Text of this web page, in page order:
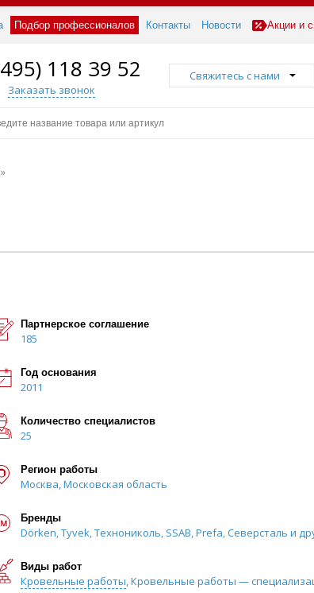
Подбор профессионалов Контакты Новости Акции и
118 39 52
Заказать звонок
Свяжитесь с нами
Партнерское соглашение
185
Год основания
2011
Количество специалистов
25
Регион работы
Москва, Московская область
Бренды
Dörken, Tyvek, Технониколь, SSAB, Prefa, Северсталь и
Виды работ
Кровельные работы, Кровельные работы —